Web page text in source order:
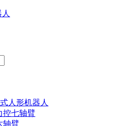
人形机器人
控七轴臂
轴臂